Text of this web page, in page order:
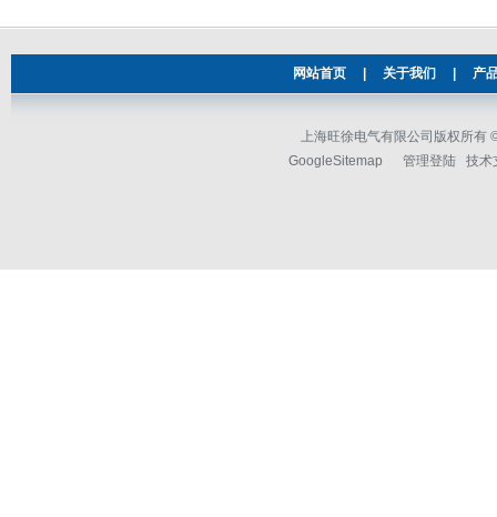
网站首页 关于我们 产
上海旺徐电气有限公司版权所有
GoogleSitemap
管理登陆 技术